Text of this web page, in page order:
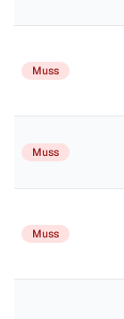
Muss
Muss
Muss